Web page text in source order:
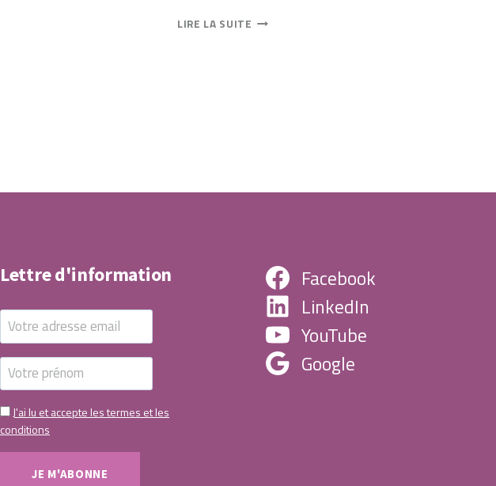
LIRE LA SUITE LA
Lettre d'information
J'ai lu et accepte les termes et les
conditions
Facebook
LinkedIn
YouTube
Google